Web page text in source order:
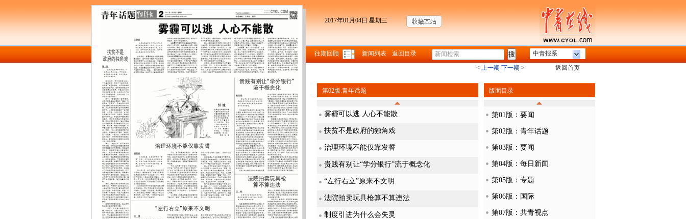
2017年01月04日 星期三
往期回顾 新闻列表 返回目录
中青报系
< 上一期 下一期 > 返回首页
第02版:青年话题
雾霾可以逃 人心不能散
扶贫不是政府的独角戏
治理环境不能仅靠发誓
贵贱有别让“学分银行”流于概念化
“左行右立”原来不文明
法院拍卖玩具枪算不算违法
制度引进为什么会失灵
版面目录
第01版：要闻
第02版：青年话题
第03版：要闻
第04版：每日新闻
第05版：专题
第06版：国际
第07版：共青视点